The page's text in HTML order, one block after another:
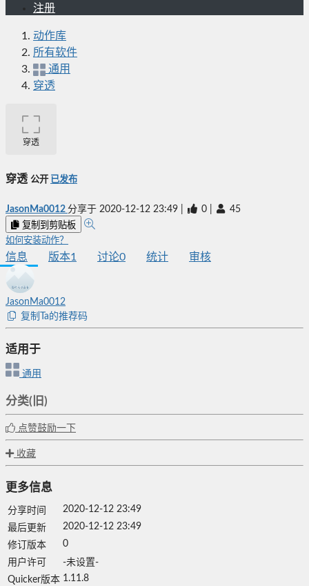
注册
动作库
所有软件
通用
穿透
穿透
穿透 公开 已发布
JasonMa0012 分享于 2020-12-12 23:49 0 45
复制到剪贴板
如何安装动作？
信息 版本1 讨论0 统计 审核
JasonMa0012
复制Ta的推荐码
适用于
通用
分类(旧)
点赞鼓励一下
收藏
更多信息
分享时间
2020-12-12 23:49
最后更新
2020-12-12 23:49
修订版本
0
用户许可
-未设置-
Quicker版本 1.11.8